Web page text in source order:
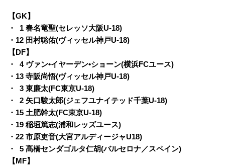
【GK】
・
1 春名竜聖(セレッソ大阪U-18)
・12 田村聡佑(ヴィッセル神戸U-18)
【DF】
・
04 ヴァン•イヤーデン•ショーン(横浜FCユース)
・13 寺阪尚悟(ヴィッセル神戸U-18)
・
03 東廉太(FC東京U-18)
・
02 矢口駿太郎(ジェフユナイテッド千葉U-18)
・15 土肥幹太(FC東京U-18)
・19 稲垣篤志(浦和レッズユース)
・22 市原吏音(大宮アルディージャU18)
・
05 髙橋センダゴルタ仁胡(バルセロナ／スペイン)
【MF】